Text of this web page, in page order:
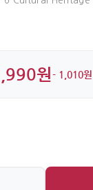
원- 1,010원